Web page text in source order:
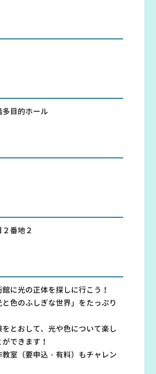
目的ホール
番地２
に光の正体を探しに行こう！
色のふしぎな世界」をたっぷり
とおして、光や色について楽し
できます！
室（要申込・有料）もチャレン